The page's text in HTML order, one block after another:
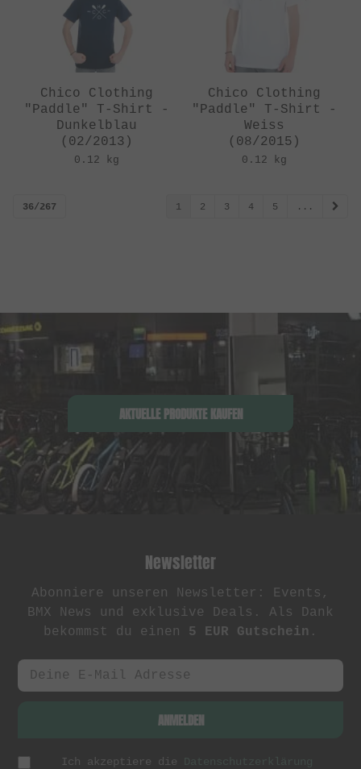
Chico Clothing
"Paddle" T-Shirt -
Dunkelblau
(02/2013)
0.12 kg
Chico Clothing
"Paddle" T-Shirt -
Weiss
(08/2015)
0.12 kg
36/267 1 2 3 4 5 ...
AKTUELLE PRODUKTE KAUFEN
Newsletter
Abonniere unseren Newsletter: Events,
BMX News und exklusive Deals. Als Dank
bekommst du einen 5 EUR Gutschein .
ANMELDEN
Ich akzeptiere die
Datenschutzerklärung